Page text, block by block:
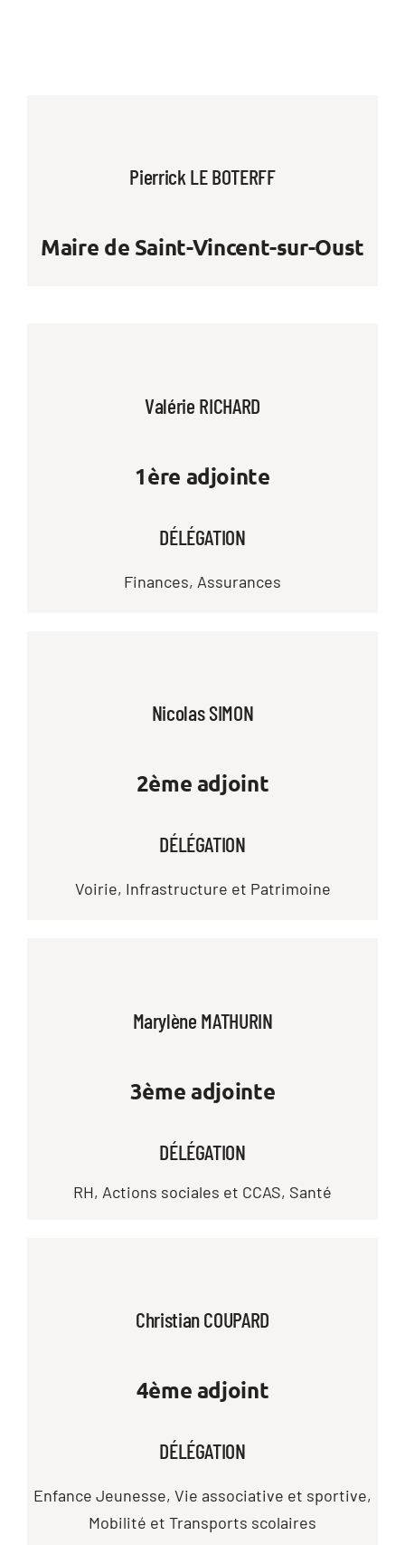
Pierrick LE BOTERFF
Maire de Saint-Vincent-sur-Oust
Valérie RICHARD
1ère adjointe
DÉLÉGATION
Finances, Assurances
Nicolas SIMON
2ème adjoint
DÉLÉGATION
Voirie, Infrastructure et Patrimoine
Marylène MATHURIN
3ème adjointe
DÉLÉGATION
RH, Actions sociales et CCAS, Santé
Christian COUPARD
4ème adjoint
DÉLÉGATION
Enfance Jeunesse, Vie associative et sportive,
Mobilité et Transports scolaires